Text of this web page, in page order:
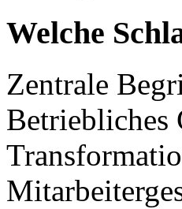
Welche
Zentrale
Betriebliches